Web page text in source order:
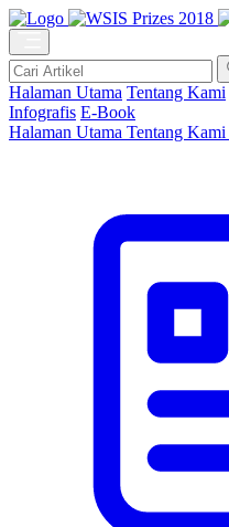
Halaman Utama Tentang Kami
Infografis E-Book
Halaman Utama Tentang Kami